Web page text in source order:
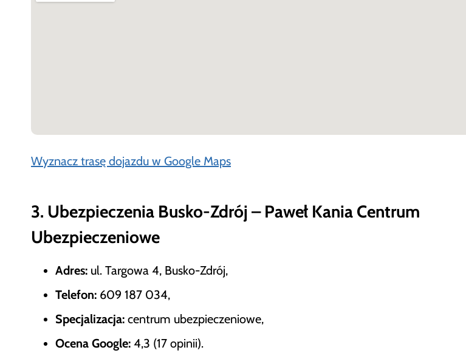
Wyznacz trasę dojazdu w Google Maps
3. Ubezpieczenia Busko-Zdrój – Paweł Kania Centrum
Ubezpieczeniowe
Adres: ul. Targowa 4, Busko-Zdrój,
Telefon: 609 187 034,
Specjalizacja: centrum ubezpieczeniowe,
Ocena Google: 4,3 (17 opinii).